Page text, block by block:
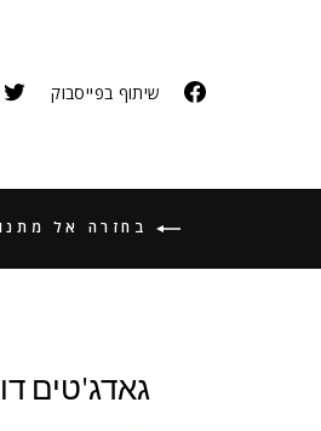
שיתוף בפייסבוק
בחזרה אל
גאדג'טים